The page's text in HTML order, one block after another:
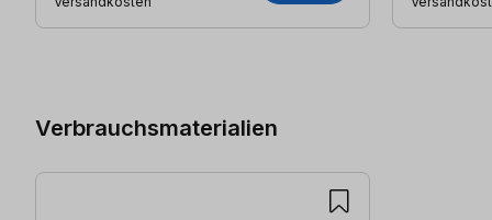
Verbrauchsmaterialien